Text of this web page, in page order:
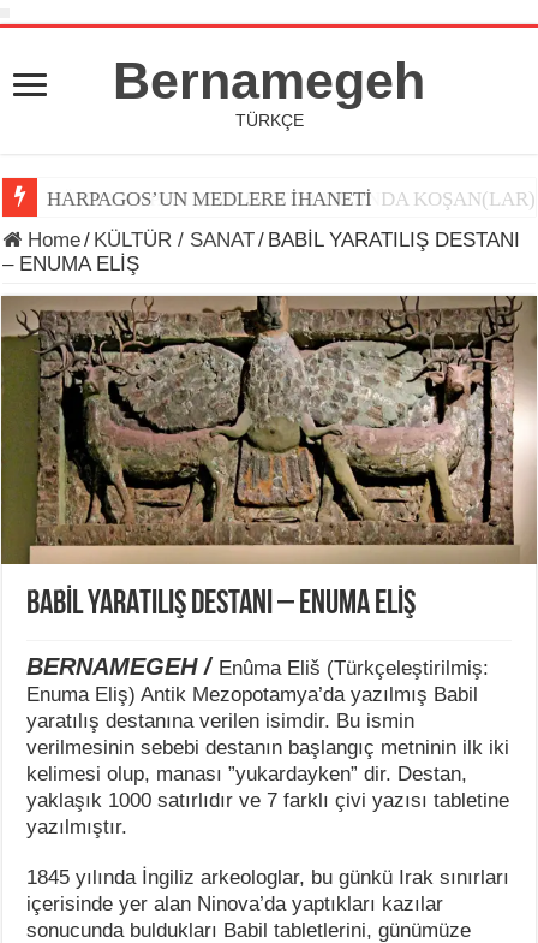
Bernamegeh
TÜRKÇE
DÜNYA KUPASI 2026’DA TOP ARDINDA
Home/ KÜLTÜR / SANAT/ BABİL YARATILIŞ DESTANI
– ENUMA ELİŞ
BABİL YARATILIŞ DESTANI – ENUMA ELİŞ
BERNAMEGEH / Enûma Eliš (Türkçeleştirilmiş:
Enuma Eliş) Antik Mezopotamya’da yazılmış Babil
yaratılış destanına verilen isimdir. Bu ismin
verilmesinin sebebi destanın başlangıç metninin ilk iki
kelimesi olup, manası ”yukardayken” dir. Destan,
yaklaşık 1000 satırlıdır ve 7 farklı çivi yazısı tabletine
yazılmıştır.
1845 yılında İngiliz arkeologlar, bu günkü Irak sınırları
içerisinde yer alan Ninova’da yaptıkları kazılar
sonucunda buldukları Babil tabletlerini, günümüze